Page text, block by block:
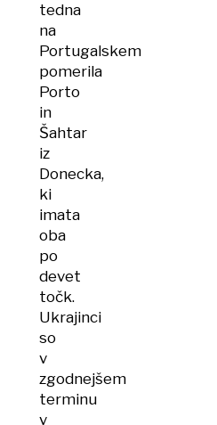
tedna
na
Portugalskem
pomerila
Porto
in
Šahtar
iz
Donecka,
ki
imata
oba
po
devet
točk.
Ukrajinci
so
v
zgodnejšem
terminu
v